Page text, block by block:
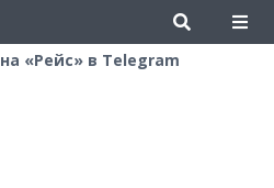
на «Рейс» в Telegram